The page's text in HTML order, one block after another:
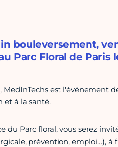
bouleversement,
Parc Floral de Paris
MedInTechs est l'événement
et à la santé.
du Parc floral, vous serez
prévention, emploi…), à